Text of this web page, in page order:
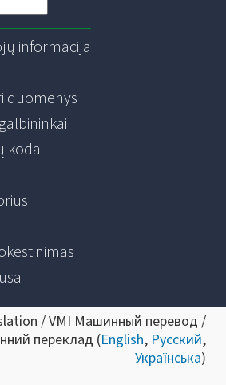
informacija
duomenys
kodai
/ VMI Машинный перевод /
переклад (English, Русский,
Українська)